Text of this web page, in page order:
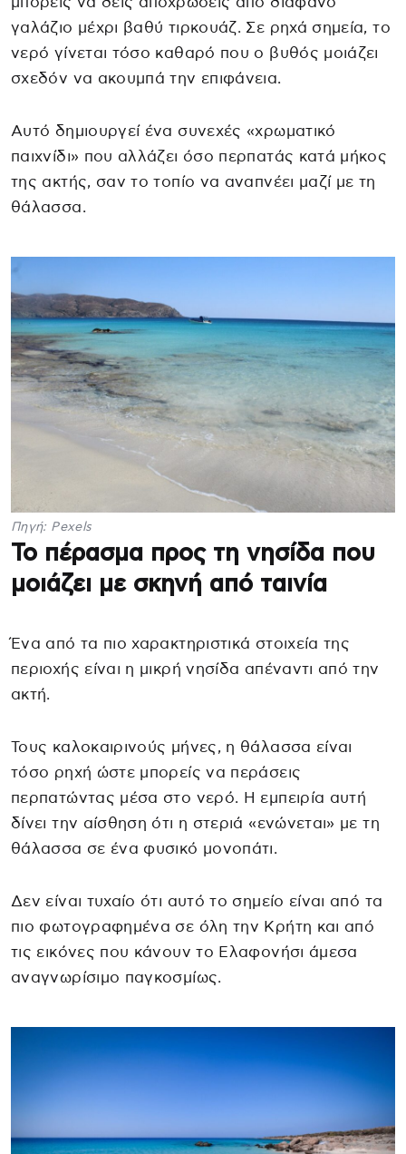
γαλάζιο μέχρι βαθύ τιρκουάζ. Σε ρηχά σημεία, το
νερό γίνεται τόσο καθαρό που ο βυθός μοιάζει
σχεδόν να ακουμπά την επιφάνεια.
Αυτό δημιουργεί ένα συνεχές «χρωματικό
παιχνίδι» που αλλάζει όσο περπατάς κατά μήκος
της ακτής, σαν το τοπίο να αναπνέει μαζί με τη
θάλασσα.
Πηγή: Pexels
Το πέρασμα προς τη νησίδα που
μοιάζει με σκηνή από ταινία
Ένα από τα πιο χαρακτηριστικά στοιχεία της
περιοχής είναι η μικρή νησίδα απέναντι από την
ακτή.
Τους καλοκαιρινούς μήνες, η θάλασσα είναι
τόσο ρηχή ώστε μπορείς να περάσεις
περπατώντας μέσα στο νερό. Η εμπειρία αυτή
δίνει την αίσθηση ότι η στεριά «ενώνεται» με τη
θάλασσα σε ένα φυσικό μονοπάτι.
Δεν είναι τυχαίο ότι αυτό το σημείο είναι από τα
πιο φωτογραφημένα σε όλη την Κρήτη και από
τις εικόνες που κάνουν το Ελαφονήσι άμεσα
αναγνωρίσιμο παγκοσμίως.